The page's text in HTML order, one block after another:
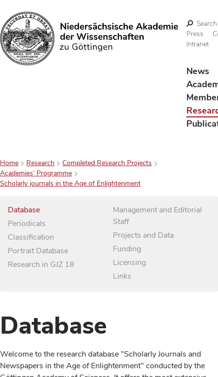
Search
Search
Press
Intranet
News
Home Research
Completed Research Projects
Academies’ Programme
Scholarly journals in the Age of Enlightenment
Database
Periodicals
Classification
Portrait Database
Research in GJZ 18
Management and Editorial
Staff
Projects and Data
Funding
Licensing
Links
Database
Welcome to the research database "Scholarly Journals and
Newspapers in the Age of Enlightenment" conducted by the